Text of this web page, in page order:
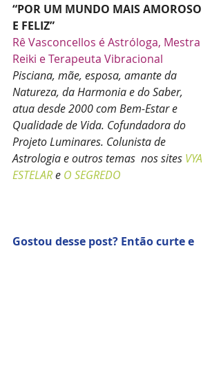
“POR UM MUNDO MAIS AMOROSO
E FELIZ”
Rê Vasconcellos é Astróloga, Mestra
Reiki e Terapeuta Vibracional
Pisciana, mãe, esposa, amante da
Natureza, da Harmonia e do Saber,
atua desde 2000 com Bem-Estar e
Qualidade de Vida. Cofundadora do
Projeto Luminares. Colunista de
Astrologia e outros temas  nos sites VYA
ESTELAR e O SEGREDO
Gostou desse post? Então curte e